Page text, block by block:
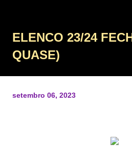
ELENCO 23/24
QUASE)
setembro 06, 2023